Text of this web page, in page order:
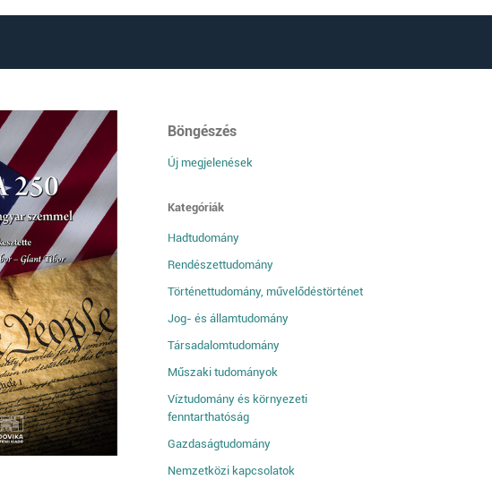
Böngészés
Új megjelenések
Kategóriák
Hadtudomány
Rendészettudomány
Történettudomány, művelődéstörténet
Jog- és államtudomány
Társadalomtudomány
Műszaki tudományok
Víztudomány és környezeti
fenntarthatóság
Gazdaságtudomány
Nemzetközi kapcsolatok